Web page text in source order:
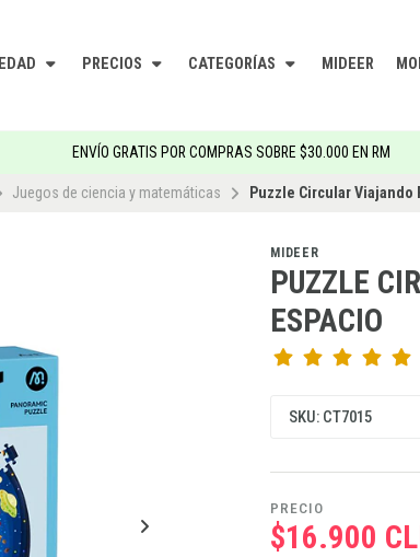
EDAD PRECIOS CATEGORÍAS MIDEER
ENVÍO GRATIS POR COMPRAS SOBRE $30.000 EN RM
Juegos de ciencia y matemáticas Puzzle Circular Viajando
MIDEER
PUZZLE
ESPACIO
SKU: CT7015
PRECIO
$16.900